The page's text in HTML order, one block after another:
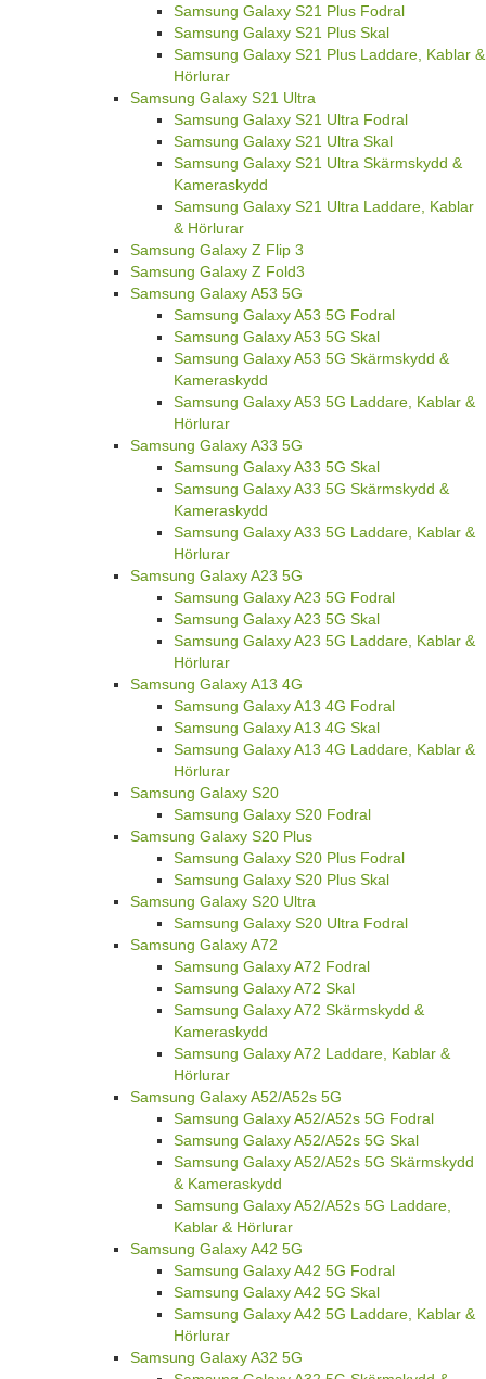
Samsung Galaxy S21 Plus Fodral
Samsung Galaxy S21 Plus Skal
Samsung Galaxy S21 Plus Laddare, Kablar &
Hörlurar
Samsung Galaxy S21 Ultra
Samsung Galaxy S21 Ultra Fodral
Samsung Galaxy S21 Ultra Skal
Samsung Galaxy S21 Ultra Skärmskydd &
Kameraskydd
Samsung Galaxy S21 Ultra Laddare, Kablar
& Hörlurar
Samsung Galaxy Z Flip 3
Samsung Galaxy Z Fold3
Samsung Galaxy A53 5G
Samsung Galaxy A53 5G Fodral
Samsung Galaxy A53 5G Skal
Samsung Galaxy A53 5G Skärmskydd &
Kameraskydd
Samsung Galaxy A53 5G Laddare, Kablar &
Hörlurar
Samsung Galaxy A33 5G
Samsung Galaxy A33 5G Skal
Samsung Galaxy A33 5G Skärmskydd &
Kameraskydd
Samsung Galaxy A33 5G Laddare, Kablar &
Hörlurar
Samsung Galaxy A23 5G
Samsung Galaxy A23 5G Fodral
Samsung Galaxy A23 5G Skal
Samsung Galaxy A23 5G Laddare, Kablar &
Hörlurar
Samsung Galaxy A13 4G
Samsung Galaxy A13 4G Fodral
Samsung Galaxy A13 4G Skal
Samsung Galaxy A13 4G Laddare, Kablar &
Hörlurar
Samsung Galaxy S20
Samsung Galaxy S20 Fodral
Samsung Galaxy S20 Plus
Samsung Galaxy S20 Plus Fodral
Samsung Galaxy S20 Plus Skal
Samsung Galaxy S20 Ultra
Samsung Galaxy S20 Ultra Fodral
Samsung Galaxy A72
Samsung Galaxy A72 Fodral
Samsung Galaxy A72 Skal
Samsung Galaxy A72 Skärmskydd &
Kameraskydd
Samsung Galaxy A72 Laddare, Kablar &
Hörlurar
Samsung Galaxy A52/A52s 5G
Samsung Galaxy A52/A52s 5G Fodral
Samsung Galaxy A52/A52s 5G Skal
Samsung Galaxy A52/A52s 5G Skärmskydd
& Kameraskydd
Samsung Galaxy A52/A52s 5G Laddare,
Kablar & Hörlurar
Samsung Galaxy A42 5G
Samsung Galaxy A42 5G Fodral
Samsung Galaxy A42 5G Skal
Samsung Galaxy A42 5G Laddare, Kablar &
Hörlurar
Samsung Galaxy A32 5G